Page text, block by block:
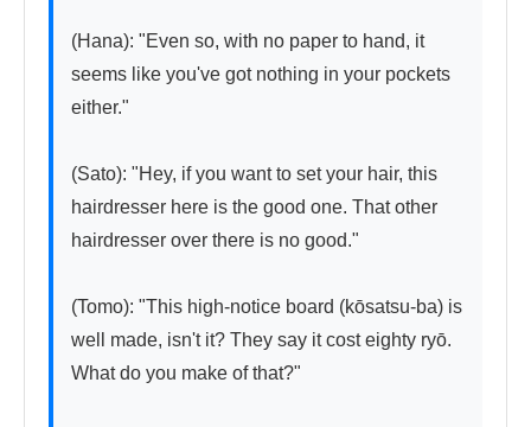
(Hana): "Even so, with no paper to hand, it
seems like you've got nothing in your pockets
either."
(Sato): "Hey, if you want to set your hair, this
hairdresser here is the good one. That other
hairdresser over there is no good."
(Tomo): "This high-notice board (kōsatsu-ba) is
well made, isn't it? They say it cost eighty ryō.
What do you make of that?"